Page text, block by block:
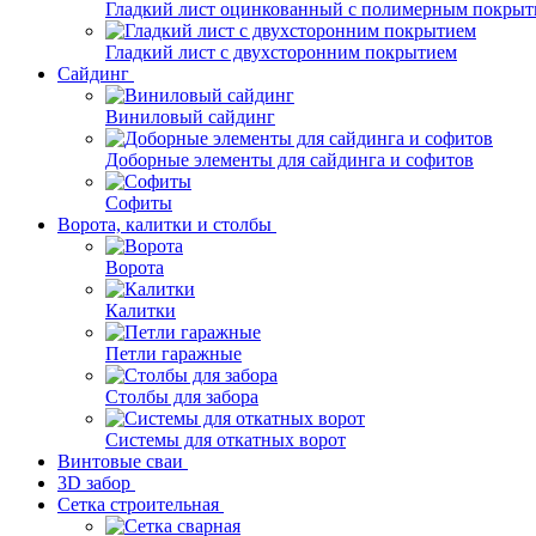
Гладкий лист оцинкованный с полимерным
Гладкий лист с двухсторонним покрытием
Сайдинг
Виниловый сайдинг
Доборные элементы для сайдинга и софитов
Софиты
Ворота, калитки и столбы
Ворота
Калитки
Петли гаражные
Столбы для забора
Системы для откатных ворот
Винтовые сваи
3D забор
Сетка строительная